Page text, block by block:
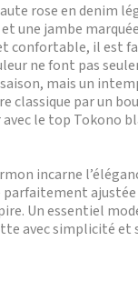
rose en denim
une jambe
confortable, il est
ne font pas
mais un
classique par un
le top Tokono
incarne
parfaitement
Un essentiel
avec simplicité et